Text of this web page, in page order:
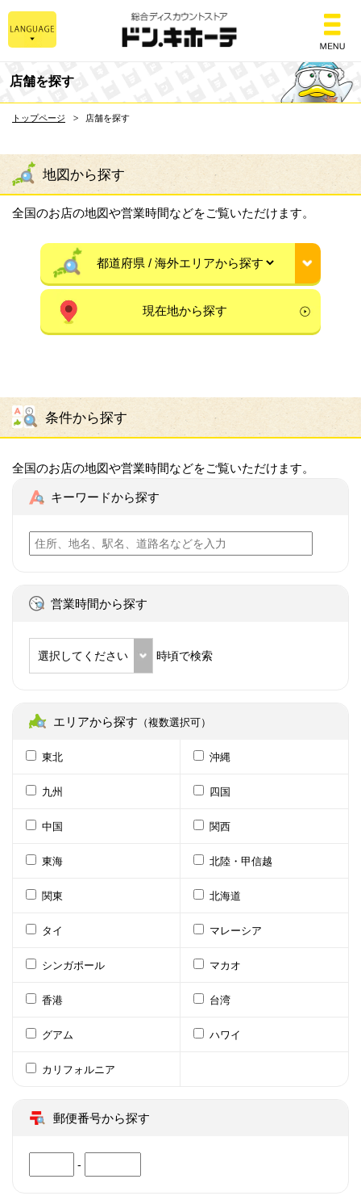
総合ディスカウント
店舗を探す
トップページ 店舗を探す
地図から探す
全国のお店の地図や営業時間などをご覧いただけます。
現在地から探す
条件から探す
全国のお店の地図や営業時間などをご覧いただけます。
キーワードから探す
営業時間から探す
選択してください 時頃で検索
エリアから探す （複数選択可）
東北 沖縄
九州 四国
中国 関西
東海 北陸・甲信越
関東 北海道
タイ マレーシア
シンガポール マカオ
香港 台湾
グアム ハワイ
カリフォルニア
郵便番号から探す
-